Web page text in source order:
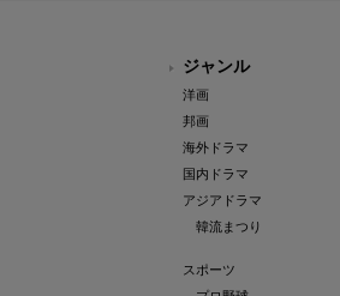
ジャンル
洋画
邦画
海外ドラマ
国内ドラマ
アジアドラマ
韓流まつり
スポーツ